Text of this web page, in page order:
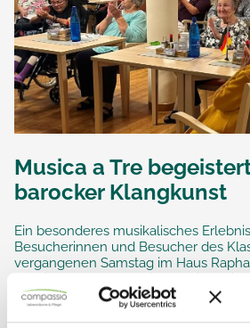
Musica a Tre
barocker Klangkunst
Ein besonderes musikalisches
Besucherinnen und Besucher des
vergangenen Samstag im Haus
„Musica a Tre“ präsentierten die drei